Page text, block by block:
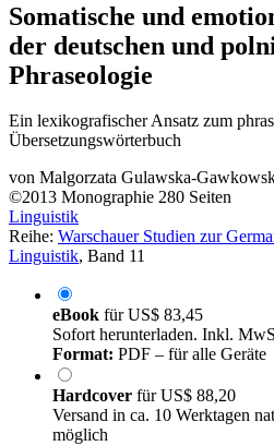
Somatische und
der deutschen und
Phraseologie
Ein lexikografischer Ansatz zum
Übersetzungswörterbuch
von Malgorzata Gulawska-
©2013 Monographie 280 Seiten
Linguistik
Reihe: Warschauer Studien zur
Linguistik, Band 11
eBook fürUS$ 83,45
Sofort herunterladen. Inkl.
Format: PDF – für alle Geräte
Hardcover fürUS$ 88,20
Versand in ca. 10 Werktagen
möglich